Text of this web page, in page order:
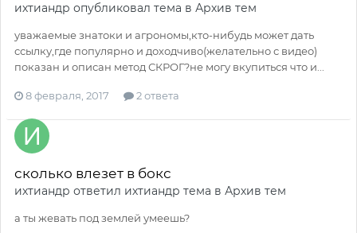
ихтиандр опубликовал тема в Архив тем
уважаемые знатоки и агрономы,кто-нибудь может дать
ссылку,где популярно и доходчиво(желательно с видео)
показан и описан метод СКРОГ?не могу вкупиться что и...
8 февраля, 2017 2 ответа
сколько влезет в бокс
ихтиандр ответил ихтиандр тема в Архив тем
а ты жевать под землей умеешь?